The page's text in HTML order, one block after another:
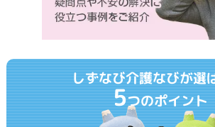
しずなび介護なびが選
5つのポイント